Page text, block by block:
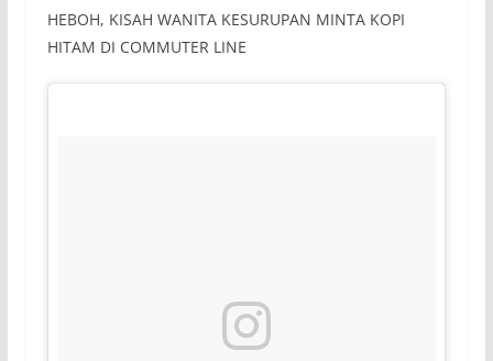
HEBOH, KISAH WANITA KESURUPAN MINTA KOPI
HITAM DI COMMUTER LINE